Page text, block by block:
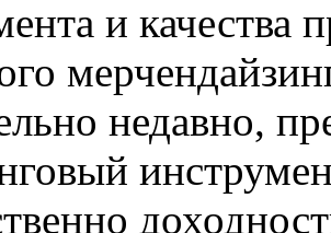
и качества
недавно,